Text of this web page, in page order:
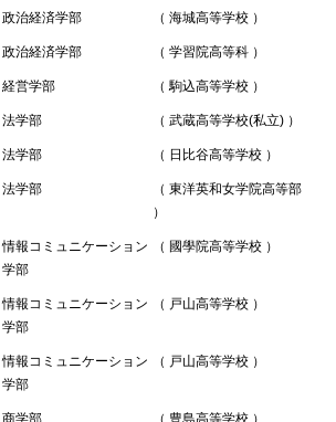
政治経済学部 （ 海城高等学校 ）
政治経済学部 （ 学習院高等科 ）
経営学部 （ 駒込高等学校 ）
法学部 （ 武蔵高等学校(私立) ）
法学部 （ 日比谷高等学校 ）
法学部
（ 東洋英和女学院高等部
）
情報コミュニケーション
学部
（ 國學院高等学校 ）
情報コミュニケーション
学部
（ 戸山高等学校 ）
情報コミュニケーション
学部
（ 戸山高等学校 ）
商学部 （ 豊島高等学校 ）